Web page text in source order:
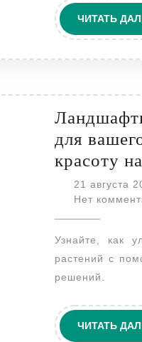
ЧИТАТЬ
для
красоту
21 августа
Нет
Узнайте, как улучшить рост и здоровье
растений с
решений.
ЧИТАТЬ